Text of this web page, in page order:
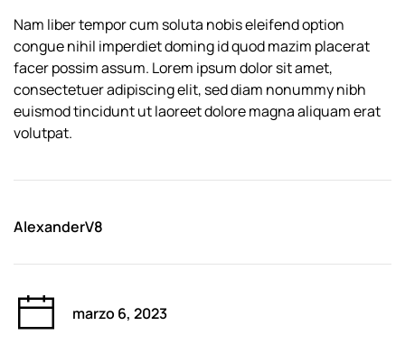
Nam liber tempor cum soluta nobis eleifend option
congue nihil imperdiet doming id quod mazim placerat
facer possim assum. Lorem ipsum dolor sit amet,
consectetuer adipiscing elit, sed diam nonummy nibh
euismod tincidunt ut laoreet dolore magna aliquam erat
volutpat.
AlexanderV8
marzo 6, 2023